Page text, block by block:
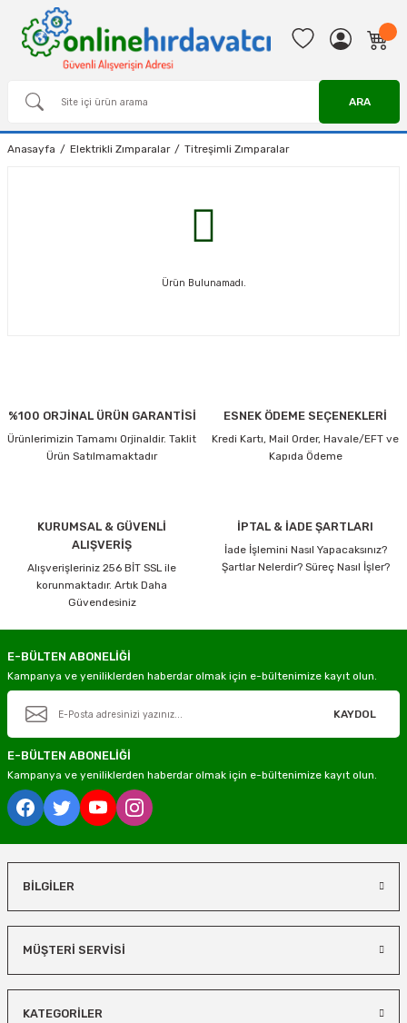
ARA
Anasayfa Elektrikli Zımparalar Titreşimli Zımparalar
Ürün Bulunamadı.
%100 ORJİNAL ÜRÜN GARANTİSİ
Ürünlerimizin Tamamı Orjinaldir. Taklit
Ürün Satılmamaktadır
ESNEK ÖDEME SEÇENEKLERİ
Kredi Kartı, Mail Order, Havale/EFT ve
Kapıda Ödeme
KURUMSAL & GÜVENLİ
ALIŞVERİŞ
Alışverişleriniz 256 BİT SSL ile
korunmaktadır. Artık Daha
Güvendesiniz
İPTAL & İADE ŞARTLARI
İade İşlemini Nasıl Yapacaksınız?
Şartlar Nelerdir? Süreç Nasıl İşler?
E-BÜLTEN ABONELİĞİ
Kampanya ve yeniliklerden haberdar olmak için e-bültenimize kayıt olun.
KAYDOL
E-BÜLTEN ABONELİĞİ
Kampanya ve yeniliklerden haberdar olmak için e-bültenimize kayıt olun.
BİLGİLER
MÜŞTERİ SERVİSİ
KATEGORİLER